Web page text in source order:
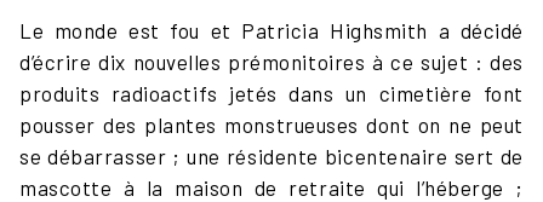
Le monde est fou et Patricia Highsmith a décidé
d’écrire dix nouvelles prémonitoires à ce sujet : des
produits radioactifs jetés dans un cimetière font
pousser des plantes monstrueuses dont on ne peut
se débarrasser ; une résidente bicentenaire sert de
mascotte à la maison de retraite qui l’héberge ;